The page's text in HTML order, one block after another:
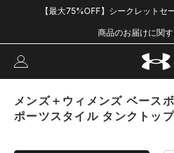
【最大75%OFF】シークレットセ
商品のお届けに関
メンズ＋ウィメンズ ベース
ポーツスタイル タンクトッ